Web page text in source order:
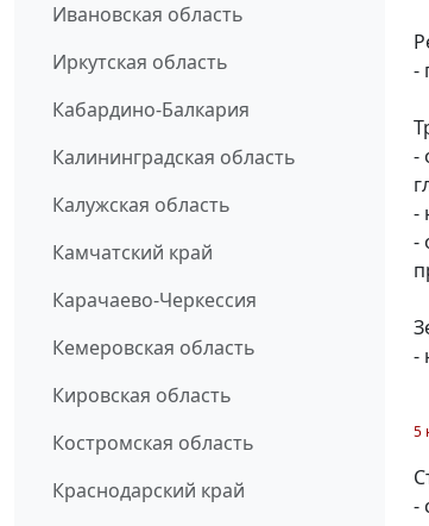
Ивановская область
Иркутская область
Кабардино-Балкария
Калининградская область
Калужская область
Камчатский край
Карачаево-Черкессия
Кемеровская область
Кировская область
Костромская область
Краснодарский край
-
-
-
-
-
5
-